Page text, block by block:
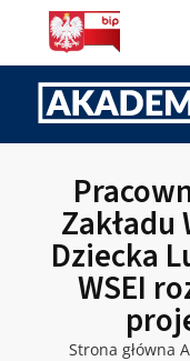
Zakładu
Dziecka
WSEI
Strona główna